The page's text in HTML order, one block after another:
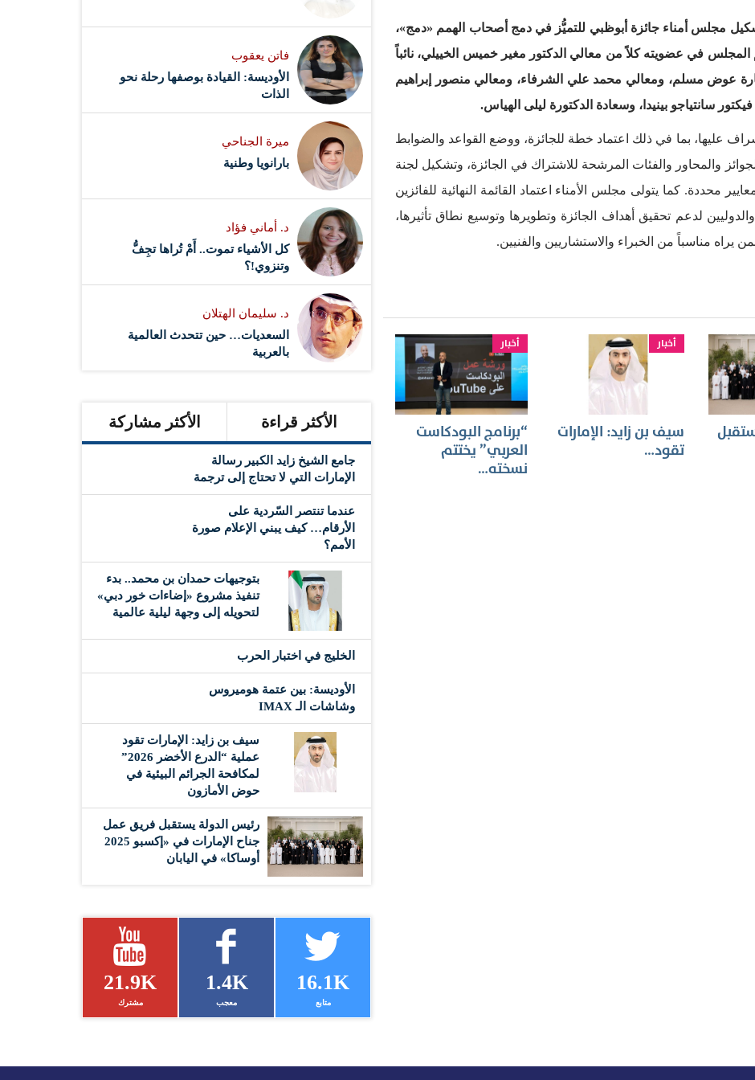
مجلس أمناء جائزة أبوظبي للتميُّز في دمج أصحاب الهمم «دمج»،
في عضويته كلاً من معالي الدكتور مغير خميس الخييلي، نائباً
عوض مسلم، ومعالي محمد علي الشرفاء، ومعالي منصور إبراهيم
سانتياجو بينيدا، وسعادة الدكتورة ليلى الهياس.
عليها، بما في ذلك اعتماد خطة للجائزة، ووضع القواعد والضوابط
الجوائز والمحاور والفئات المرشحة للاشتراك في الجائزة، وتشكيل لجنة
محددة. كما يتولى مجلس الأمناء اعتماد القائمة النهائية للفائزين
لدعم تحقيق أهداف الجائزة وتطويرها وتوسيع نطاق تأثيرها،
مناسباً من الخبراء والاستشاريين والفنيين.
أخبار
سيف بن زايد: الإمارات
تقود…
أخبار
“برنامج البودكاست
العربي” يختتم
نسخته…
فاتن يعقوب
الأوديسة: القيادة بوصفها رحلة نحو
الذات
ميرة الجناحي
بارانويا وطنية
د. أماني فؤاد
كل الأشياء تموت.. أَمْ تُراها تجِفُّ
وتنزوي!؟
د. سليمان الهتلان
السعديات… حين تتحدث العالمية
بالعربية
الأكثر قراءة الأكثر مشاركة
جامع الشيخ زايد الكبير رسالة
الإمارات التي لا تحتاج إلى ترجمة
عندما تنتصر السّردية على
الأرقام… كيف يبني الإعلام صورة
الأمم؟
بتوجيهات حمدان بن محمد.. بدء
تنفيذ مشروع «إضاءات خور دبي»
لتحويله إلى وجهة ليلية عالمية
‏الخليج في اختبار الحرب
الأوديسة: بين عتمة هوميروس
وشاشات الـ IMAX
سيف بن زايد: الإمارات تقود
عملية “الدرع الأخضر 2026”
لمكافحة الجرائم البيئية في
حوض الأمازون
رئيس الدولة يستقبل فريق عمل
جناح الإمارات في «إكسبو 2025
أوساكا» في اليابان
21.9K
مشترك
1.4K
معجب
16.1K
متابع